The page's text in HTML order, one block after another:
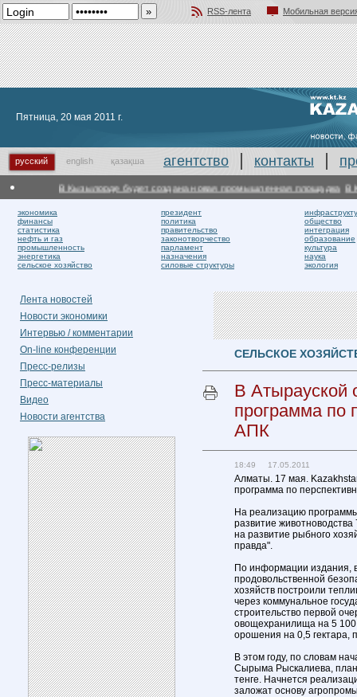
RSS-лента
Мобильная
Пятница, 20 мая 2011 г.
русский english қазақша агентство контакты
В Кызылорде будет создана новая промышленная площадка В
экономика
финансы
статистика
нефть и газ
промышленность
энергетика
сельское хозяйство
президент
политика
правительство
законотворчество
парламент
назначения
силовые структуры
общество
интеграция
образование
культура
наука
экология
Лента новостей
Новости экономики
Интервью / комментарии
On-line конференции
Пресс-релизы
Пресс-материалы
Видео
Новости агентства
СЕЛЬСКОЕ
В Атырауской
программа по
АПК
18:49 17.05.2011
Алматы. 17 мая.
программа по
На реализацию
развитие
на развитие рыбного
правда".
По информации издания,
продовольственной
хозяйств построили
через коммунальное
строительство первой
овощехранилища на 5 100
орошения на 0,5 гектара,
В этом году, по словам
Сырыма Рыскалиева,
тенге. Начнется
заложат основу